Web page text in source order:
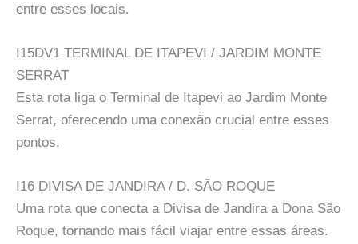
entre esses locais.
I15DV1 TERMINAL DE ITAPEVI / JARDIM MONTE
SERRAT
Esta rota liga o Terminal de Itapevi ao Jardim Monte
Serrat, oferecendo uma conexão crucial entre esses
pontos.
I16 DIVISA DE JANDIRA / D. SÃO ROQUE
Uma rota que conecta a Divisa de Jandira a Dona São
Roque, tornando mais fácil viajar entre essas áreas.